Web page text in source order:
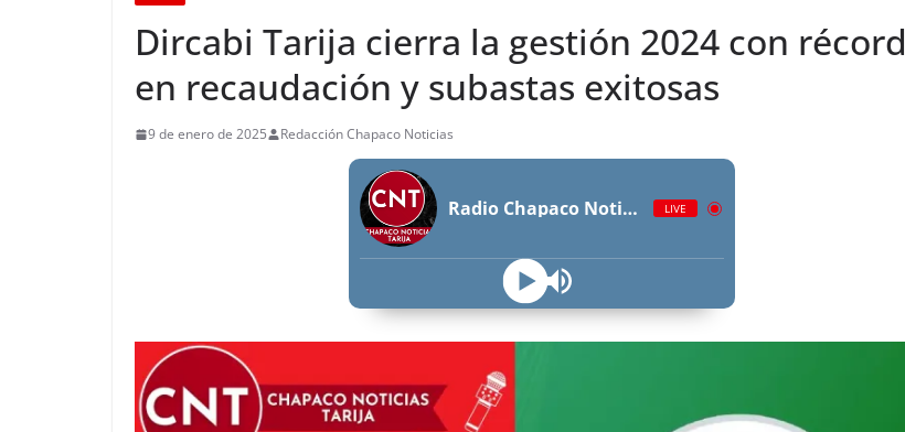
Dircabi Tarija cierra la gestión 2024 con récord
en recaudación y subastas exitosas
9 de enero de 2025 Redacción Chapaco Noticias
Radio Chapaco Noticias Las 24 horas en vivo LIVE